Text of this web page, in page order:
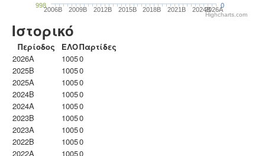
2006B 2009B 2012B 2015B 2018B 2021B 2024B2026A
998 0
Highcharts.com
Ιστορικό
Περίοδος ΕΛΟΠαρτίδες
2026A
10050
2025B
10050
2025A
10050
2024B
10050
2024A
10050
2023B
10050
2023Α
10050
2022B
10050
2022A
10050